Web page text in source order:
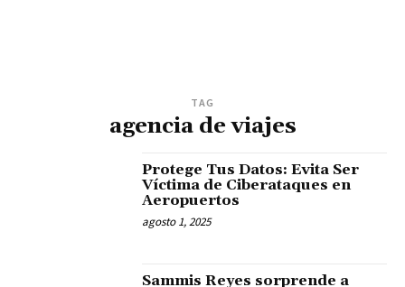
TAG
agencia de viajes
Protege Tus Datos: Evita Ser
Víctima de Ciberataques en
Aeropuertos
agosto 1, 2025
Sammis Reyes sorprende a